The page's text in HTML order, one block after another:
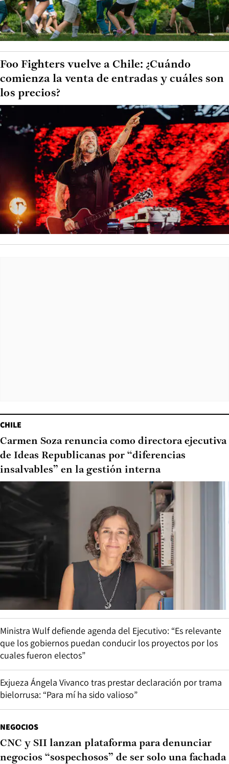
Foo Fighters vuelve a Chile: ¿Cuándo
comienza la venta de entradas y cuáles son
los precios?
CHILE
Carmen Soza renuncia como directora ejecutiva
de Ideas Republicanas por “diferencias
insalvables” en la gestión interna
Ministra Wulf defiende agenda del Ejecutivo: “Es relevante
que los gobiernos puedan conducir los proyectos por los
cuales fueron electos”
Exjueza Ángela Vivanco tras prestar declaración por trama
bielorrusa: “Para mí ha sido valioso”
NEGOCIOS
CNC y SII lanzan plataforma para denunciar
negocios “sospechosos” de ser solo una fachada